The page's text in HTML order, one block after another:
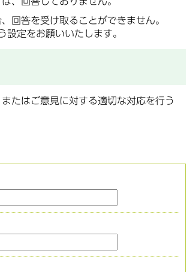
回答を受け取ることができません。
定をお願いいたします。
たはご意見に対する適切な対応を行う